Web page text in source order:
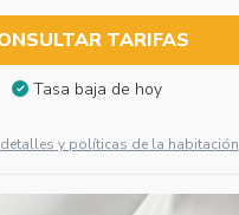
TARIFAS
Tasa baja de hoy
detalles y políticas de la habitación